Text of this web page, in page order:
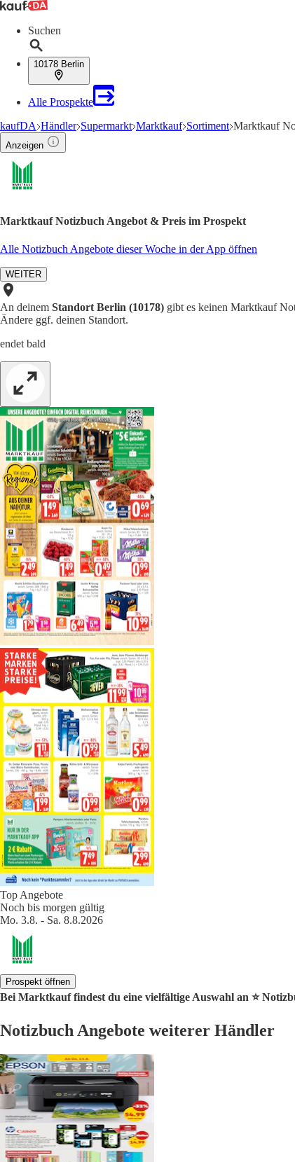
Suchen
10178 Berlin
Alle Prospekte
kaufDA Händler Supermarkt Marktkauf Sortiment Marktkauf
Anzeigen
Marktkauf Notizbuch Angebot & Preis im Prospekt
Alle Notizbuch Angebote dieser Woche in der App öffnen
WEITER
An deinem Standort Berlin (10178) gibt es keinen Marktkauf
Ändere ggf. deinen Standort.
endet bald
Top Angebote
Noch bis morgen gültig
Mo. 3.8. - Sa. 8.8.2026
Prospekt öffnen
Bei Marktkauf findest du eine vielfältige Auswahl an ⭐️
Notizbuch Angebote weiterer Händler